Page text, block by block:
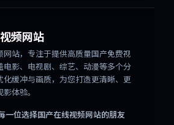
频网站
网站，专注于提供高质量国产免费视
电影、电视剧、综艺、动漫等多个分
化缓冲与画质，为您打造更清晰、更
体验。
一位选择国产在线视频网站的朋友